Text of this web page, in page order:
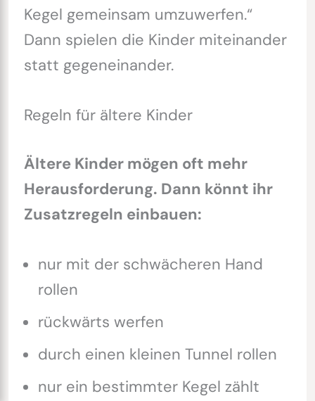
Kegel gemeinsam umzuwerfen.“
Dann spielen die Kinder miteinander
statt gegeneinander.
Regeln für ältere Kinder
Ältere Kinder mögen oft mehr
Herausforderung. Dann könnt ihr
Zusatzregeln einbauen:
nur mit der schwächeren Hand
rollen
rückwärts werfen
durch einen kleinen Tunnel rollen
nur ein bestimmter Kegel zählt